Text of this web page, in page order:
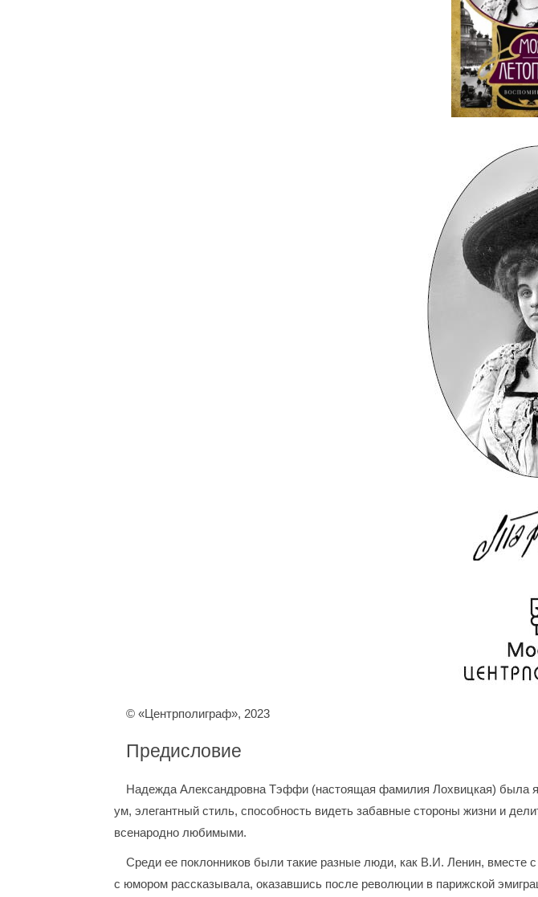
© «Центрполиграф», 2023
Предисловие
Надежда Александровна Тэффи (настоящая фамилия Лохвицкая) была
ум, элегантный стиль, способность видеть забавные стороны жизни и
всенародно любимыми.
Среди ее поклонников были такие разные люди, как В.И. Ленин, вместе
с юмором рассказывала, оказавшись после революции в парижской